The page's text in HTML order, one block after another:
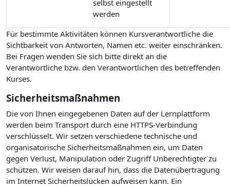
selbst eingestellt
werden
Für bestimmte Aktivitäten können Kursverantwortliche die
Sichtbarkeit von Antworten, Namen etc. weiter einschränken.
Bei Fragen wenden Sie sich bitte direkt an die
Verantwortliche bzw. den Verantwortlichen des betreffenden
Kurses.
Sicherheitsmaßnahmen
Die von Ihnen eingegebenen Daten auf der Lernplattform
werden beim Transport durch eine HTTPS-Verbindung
verschlüsselt. Wir setzen verschiedene technische und
organisatorische Sicherheitsmaßnahmen ein, um Daten
gegen Verlust, Manipulation oder Zugriff Unberechtigter zu
schützen. Wir weisen darauf hin, dass die Datenübertragung
im Internet Sicherheitslücken aufweisen kann. Ein